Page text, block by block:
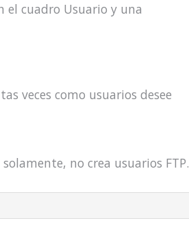
el cuadro Usuario y una
veces como usuarios desee
no crea usuarios FTP.